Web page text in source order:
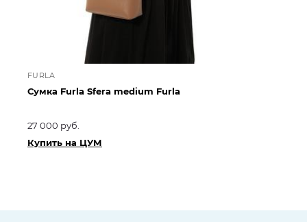
FURLA
Сумка Furla Sfera medium Furla
27 000 руб.
Купить на ЦУМ